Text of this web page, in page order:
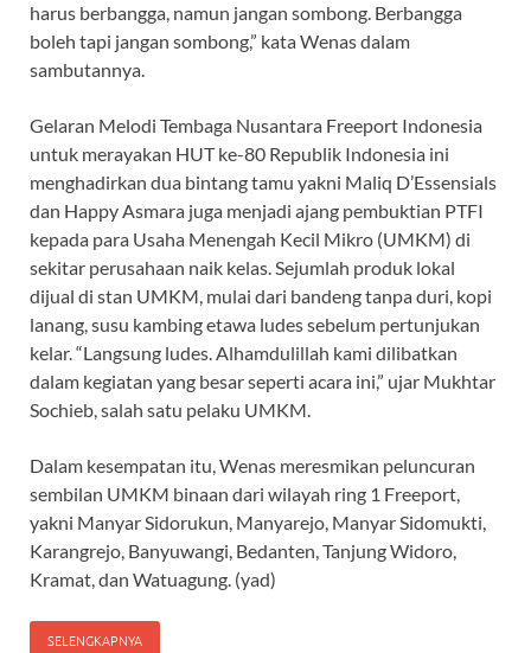
harus berbangga, namun jangan sombong. Berbangga
boleh tapi jangan sombong,” kata Wenas dalam
sambutannya.
Gelaran Melodi Tembaga Nusantara Freeport Indonesia
untuk merayakan HUT ke-80 Republik Indonesia ini
menghadirkan dua bintang tamu yakni Maliq D’Essensials
dan Happy Asmara juga menjadi ajang pembuktian PTFI
kepada para Usaha Menengah Kecil Mikro (UMKM) di
sekitar perusahaan naik kelas. Sejumlah produk lokal
dijual di stan UMKM, mulai dari bandeng tanpa duri, kopi
lanang, susu kambing etawa ludes sebelum pertunjukan
kelar. “Langsung ludes. Alhamdulillah kami dilibatkan
dalam kegiatan yang besar seperti acara ini,” ujar Mukhtar
Sochieb, salah satu pelaku UMKM.
Dalam kesempatan itu, Wenas meresmikan peluncuran
sembilan UMKM binaan dari wilayah ring 1 Freeport,
yakni Manyar Sidorukun, Manyarejo, Manyar Sidomukti,
Karangrejo, Banyuwangi, Bedanten, Tanjung Widoro,
Kramat, dan Watuagung. (yad)
SELENGKAPNYA